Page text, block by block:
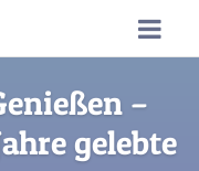
–
gelebte